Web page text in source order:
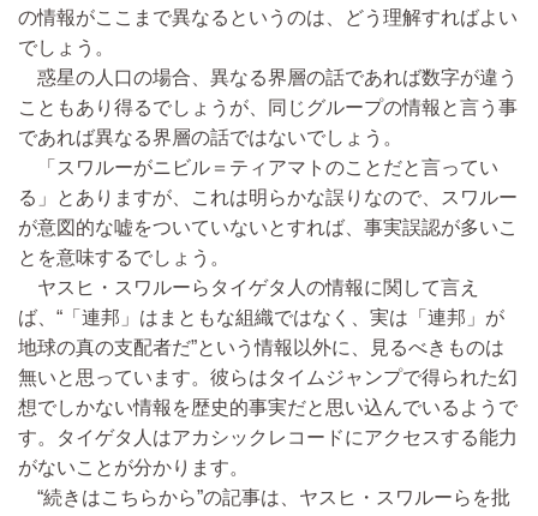
の情報がここまで異なるというのは、どう理解すればよい
でしょう。
惑星の人口の場合、異なる界層の話であれば数字が違う
こともあり得るでしょうが、同じグループの情報と言う事
であれば異なる界層の話ではないでしょう。
「スワルーがニビル＝ティアマトのことだと言ってい
る」とありますが、これは明らかな誤りなので、スワルー
が意図的な嘘をついていないとすれば、事実誤認が多いこ
とを意味するでしょう。
ヤスヒ・スワルーらタイゲタ人の情報に関して言え
ば、“「連邦」はまともな組織ではなく、実は「連邦」が
地球の真の支配者だ”という情報以外に、見るべきものは
無いと思っています。彼らはタイムジャンプで得られた幻
想でしかない情報を歴史的事実だと思い込んでいるようで
す。タイゲタ人はアカシックレコードにアクセスする能力
がないことが分かります。
“続きはこちらから”の記事は、ヤスヒ・スワルーらを批